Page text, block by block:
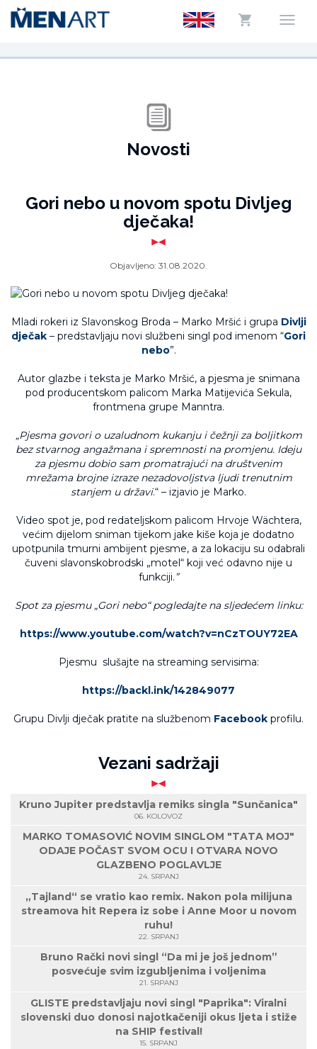
Novosti
Gori nebo u novom spotu Divljeg
dječaka!
Objavljeno: 31.08.2020.
Mladi rokeri iz Slavonskog Broda – Marko Mršić i grupa Divlji
dječak – predstavljaju novi službeni singl pod imenom “Gori
nebo”.
Autor glazbe i teksta je Marko Mršić, a pjesma je snimana
pod producentskom palicom Marka Matijevića Sekula,
frontmena grupe Manntra.
„Pjesma govori o uzaludnom kukanju i čežnji za boljitkom
bez stvarnog angažmana i spremnosti na promjenu. Ideju
za pjesmu dobio sam promatrajući na društvenim
mrežama brojne izraze nezadovoljstva ljudi trenutnim
stanjem u državi.“ – izjavio je Marko.
Video spot je, pod redateljskom palicom Hrvoje Wächtera,
većim dijelom sniman tijekom jake kiše koja je dodatno
upotpunila tmurni ambijent pjesme, a za lokaciju su odabrali
čuveni slavonskobrodski „motel“ koji već odavno nije u
funkciji.”
Spot za pjesmu „Gori nebo“ pogledajte na sljedećem linku:
https://www.youtube.com/watch?v=nCzTOUY72EA
Pjesmu slušajte na streaming servisima:
https://backl.ink/142849077
Grupu Divlji dječak pratite na službenom Facebook profilu.
Vezani sadržaji
Kruno Jupiter predstavlja remiks singla "Sunčanica"
06. KOLOVOZ
MARKO TOMASOVIĆ NOVIM SINGLOM "TATA MOJ"
ODAJE POČAST SVOM OCU I OTVARA NOVO
GLAZBENO POGLAVLJE
24. SRPANJ
„Tajland“ se vratio kao remix. Nakon pola milijuna
streamova hit Repera iz sobe i Anne Moor u novom
ruhu!
22. SRPANJ
Bruno Rački novi singl “Da mi je još jednom”
posvećuje svim izgubljenima i voljenima
21. SRPANJ
GLISTE predstavljaju novi singl "Paprika": Viralni
slovenski duo donosi najotkačeniji okus ljeta i stiže
na SHIP festival!
15. SRPANJ